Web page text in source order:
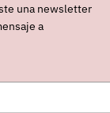
clásico,
trayectoria,
.
sacaron en
Cover”
y
una newsletter
a